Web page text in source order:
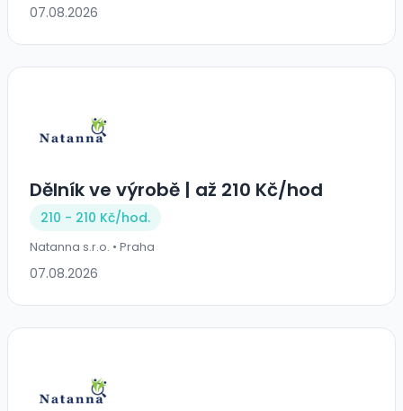
07.08.2026
Dělník ve výrobě | až 210 Kč/hod
210 - 210 Kč/hod.
Natanna s.r.o. • Praha
07.08.2026